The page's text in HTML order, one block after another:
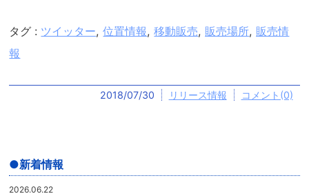
タグ : ツイッター,位置情報,移動販売, 販売場所, 販売情
報
2018/07/30 リリース情報 コメント(0)
新着情報
2026.06.22